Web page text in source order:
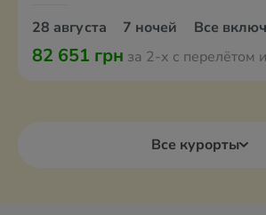
28 августа 7 ночей Все
82 651 грн за 2-х с перелётом
Все курорты